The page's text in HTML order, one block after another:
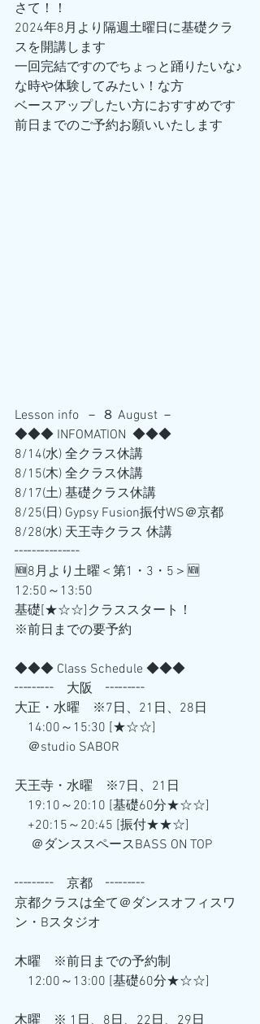
さて！！
2024年8月より隔週土曜日に基礎クラ
スを開講します
一回完結ですのでちょっと踊りたいな♪
な時や体験してみたい！な方
ベースアップしたい方におすすめです
前日までのご予約お願いいたします
Lesson info  － ８ August －
◆◆◆ INFOMATION  ◆◆◆
8/14(水) 全クラス休講
8/15(木) 全クラス休講
8/17(土) 基礎クラス休講
8/25(日) Gypsy Fusion振付WS＠京都
8/28(水) 天王寺クラス 休講
┅┅┅┅┅
🆕8月より土曜＜第1・3・5＞🆕
12:50～13:50
基礎[★☆☆]クラススタート！
※前日までの要予約
◆◆◆ Class Schedule ◆◆◆
┅┅┅　大阪　┅┅┅
大正・水曜　※7日、21日、28日
14:00～15:30 [★☆☆]
＠studio SABOR
天王寺・水曜　※7日、21日
19:10～20:10 [基礎60分★☆☆]
+20:15～20:45 [振付★★☆]
＠ダンススペースBASS ON TOP
┅┅┅　京都　┅┅┅
京都クラスは全て＠ダンスオフィスワ
ン・Bスタジオ
木曜　※前日までの予約制
12:00～13:00 [基礎60分★☆☆]
木曜　※ 1日、8日、22日、29日